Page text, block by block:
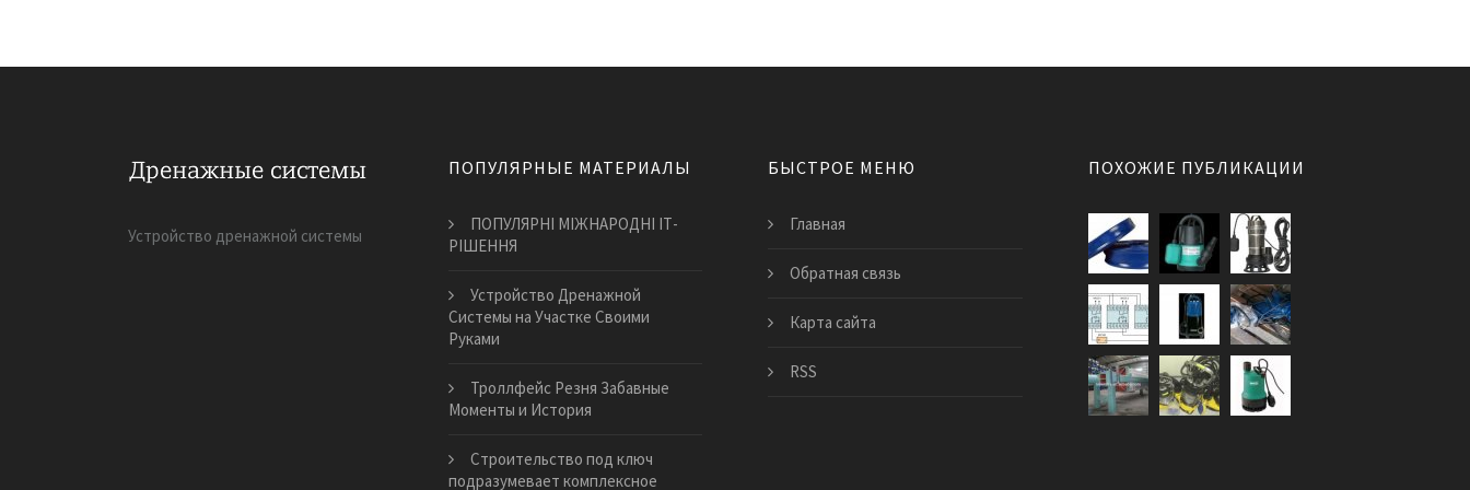
Устройство дренажной системы
ПОПУЛЯРНЫЕ МАТЕРИАЛЫ
ПОПУЛЯРНІ МІЖНАРОДНІ ІТ-
РІШЕННЯ
Устройство Дренажной
Системы на Участке Своими
Руками
Троллфейс Резня Забавные
Моменты и История
Строительство под ключ
подразумевает комплексное
БЫСТРОЕ МЕНЮ
Главная
Обратная связь
Карта сайта
RSS
ПОХОЖИЕ ПУБЛИКАЦИИ